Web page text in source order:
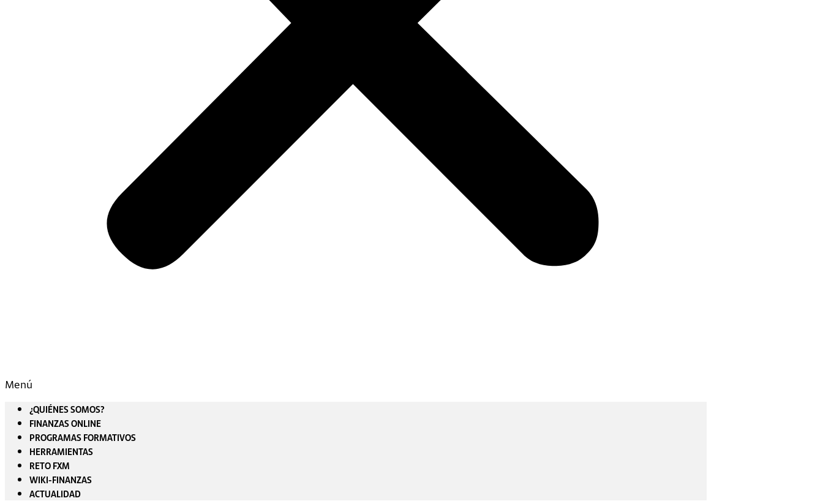
Menú
¿QUIÉNES SOMOS?
FINANZAS ONLINE
PROGRAMAS FORMATIVOS
HERRAMIENTAS
RETO FXM
WIKI-FINANZAS
ACTUALIDAD